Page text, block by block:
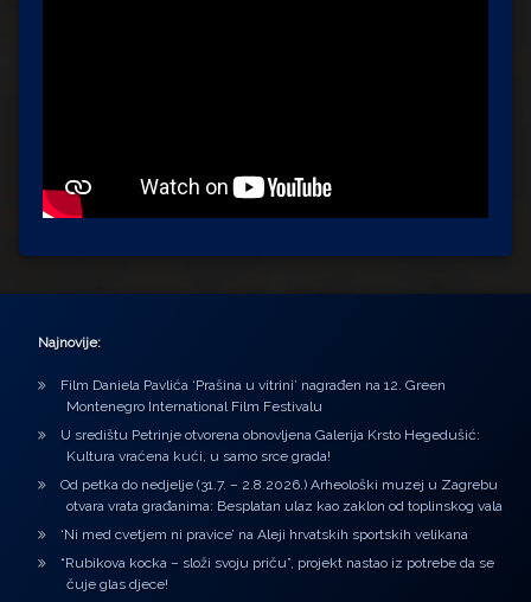
Najnovije:
Film Daniela Pavlića ‘Prašina u vitrini’ nagrađen na 12. Green
Montenegro International Film Festivalu
U središtu Petrinje otvorena obnovljena Galerija Krsto Hegedušić:
Kultura vraćena kući, u samo srce grada!
Od petka do nedjelje (31.7. – 2.8.2026.) Arheološki muzej u Zagrebu
otvara vrata građanima: Besplatan ulaz kao zaklon od toplinskog vala
‘Ni med cvetjem ni pravice’ na Aleji hrvatskih sportskih velikana
“Rubikova kocka – složi svoju priču”, projekt nastao iz potrebe da se
čuje glas djece!